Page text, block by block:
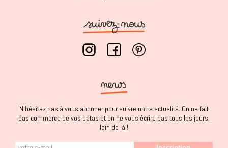
N'hésitez pas à vous abonner pour suivre notre actualité. On ne fait
pas commerce de vos datas et on ne vous écrira pas tous les jours,
loin de là !